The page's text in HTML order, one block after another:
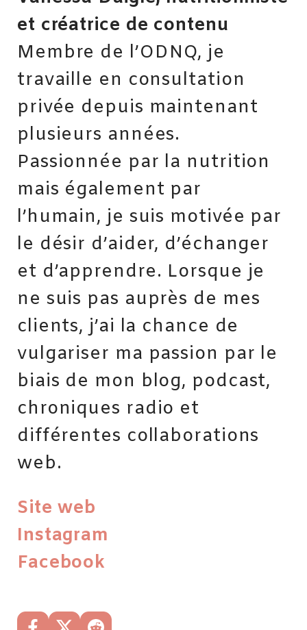
et créatrice de contenu
Membre de l’ODNQ, je
travaille en consultation
privée depuis maintenant
plusieurs années.
Passionnée par la nutrition
mais également par
l’humain, je suis motivée par
le désir d’aider, d’échanger
et d’apprendre. Lorsque je
ne suis pas auprès de mes
clients, j’ai la chance de
vulgariser ma passion par le
biais de mon blog, podcast,
chroniques radio et
différentes collaborations
web.
Site web
Instagram
Facebook